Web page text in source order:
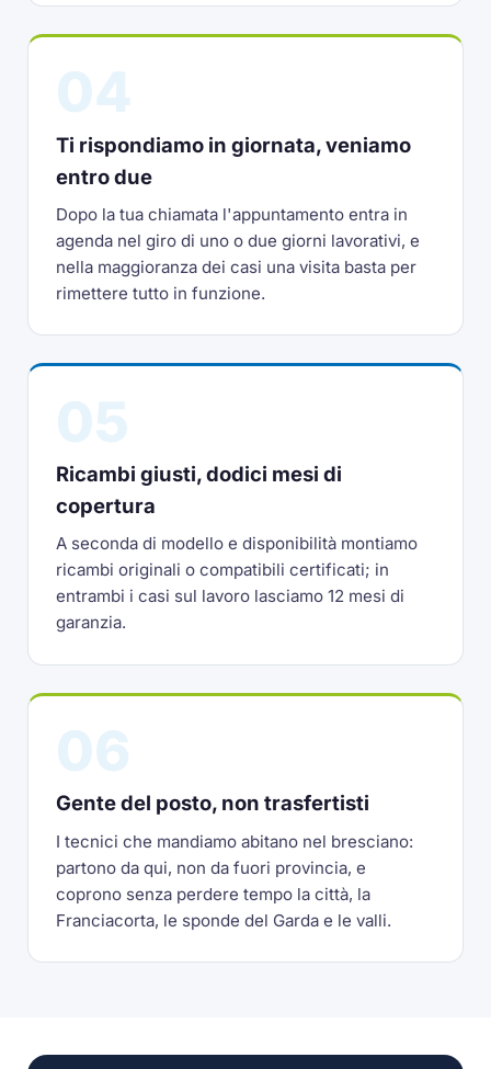
Ti rispondiamo in giornata, veniamo
entro due
Dopo la tua chiamata l'appuntamento entra in
agenda nel giro di uno o due giorni lavorativi, e
nella maggioranza dei casi una visita basta per
rimettere tutto in funzione.
Ricambi giusti, dodici mesi di
copertura
A seconda di modello e disponibilità montiamo
ricambi originali o compatibili certificati; in
entrambi i casi sul lavoro lasciamo 12 mesi di
garanzia.
Gente del posto, non trasfertisti
I tecnici che mandiamo abitano nel bresciano:
partono da qui, non da fuori provincia, e
coprono senza perdere tempo la città, la
Franciacorta, le sponde del Garda e le valli.